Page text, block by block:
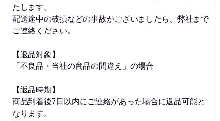
たします。
配送途中の破損などの事故がございましたら、弊社まで
ご連絡ください。
【返品対象】
「不良品・当社の商品の間違え」の場合
【返品時期】
商品到着後7日以内にご連絡があった場合に返品可能と
なります。